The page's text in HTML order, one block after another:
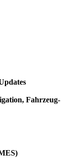
Fahrzeug-